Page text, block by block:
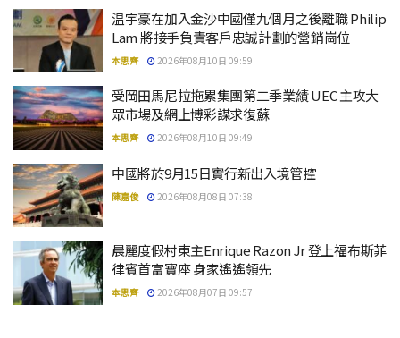
温宇豪在加入金沙中國僅九個月之後離職 Philip
Lam 將接手負責客戶忠誠計劃的營銷崗位
本思齊 2026年08月10日 09:59
受岡田馬尼拉拖累集團第二季業績 UEC 主攻大
眾市場及網上博彩謀求復蘇
本思齊 2026年08月10日 09:49
中國將於9月15日實行新出入境管控
陳嘉俊 2026年08月08日 07:38
晨麗度假村東主Enrique Razon Jr 登上福布斯菲
律賓首富寶座 身家遙遙領先
本思齊 2026年08月07日 09:57